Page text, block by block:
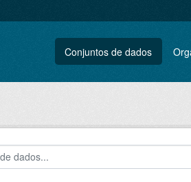
Conjuntos de dados